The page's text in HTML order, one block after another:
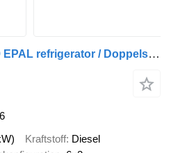
Scania R500 / KRONE 19 EPAL refrigerator / Doppelstock / Carrier Supra
Kraftstoff Diesel